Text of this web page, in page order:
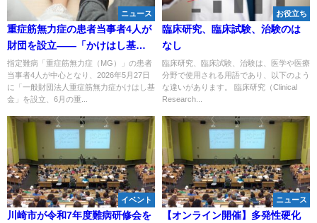
ニュース
重症筋無力症の患者当事者4人が
財団を設立——「かけはし基
金」が患者の声を医療・研究に
つなぐ活動を本格始動
指定難病「重症筋無力症（MG）」の患者
当事者4人が中心となり、2026年5月27日
に「一般財団法人重症筋無力症かけはし基
金」を設立、6月の重...
お役立ち
臨床研究、臨床試験、治験のは
なし
臨床研究、臨床試験、治験は、医学や医療
分野で使用される用語であり、以下のよう
な違いがあります。 臨床研究（Clinical
Research...
イベント
川崎市が令和7年度難病研修会を
ニュース
【オンライン開催】多発性硬化